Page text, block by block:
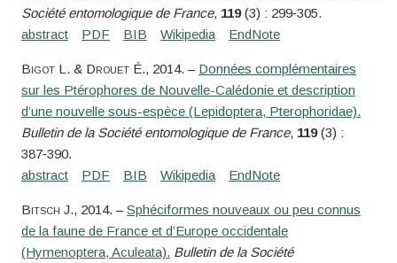
Société entomologique de France, 119(3) : 299‑305.
BigotL. & DrouetÉ., 2014. – Données complémentaires
sur les Ptérophores de Nouvelle-Calédonie et description
d’une nouvelle sous-espèce (Lepidoptera, Pterophoridae).
Bulletin de la Société entomologique de France, 119(3) :
387‑390.
Bitsch J., 2014. –Sphéciformes nouveaux ou peu connus
de la faune de France et d’Europe occidentale
(Hymenoptera, Aculeata). Bulletin de la Société